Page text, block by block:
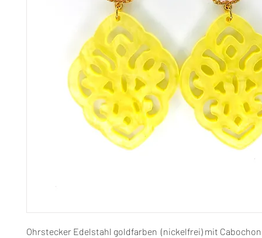
Ohrstecker Edelstahl goldfarben (nickelfrei) mit